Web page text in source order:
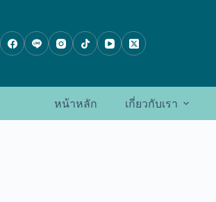
ที่
หน้าหลัก เกี่ยวกับเรา